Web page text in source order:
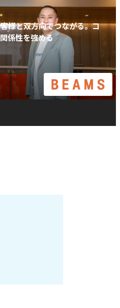
様と双方向でつながる。コ
係性を強める